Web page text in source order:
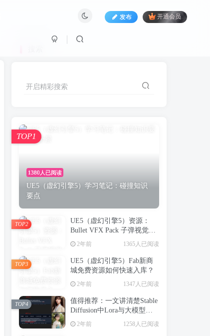
发布 开通会员
开启精彩搜索
1380人已阅读
UE5（虚幻引擎5）学习笔记：碰撞知识
要点
TOP1
UE5（虚幻引擎5）资源：
Bullet VFX Pack 子弹视觉特
效包
2年前 1365人已阅读
TOP2
UE5（虚幻引擎5）Fab新商
城免费资源如何快速入库？
2年前 1347人已阅读
TOP3
值得推荐：一文讲清楚Stable
Diffusion中Lora与大模型的
区别（转载）
2年前 1258人已阅读
TOP4